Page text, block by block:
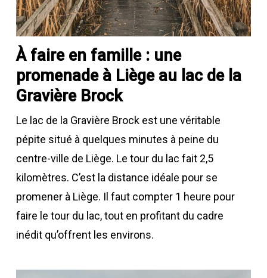
À faire en famille : une
promenade à Liège au lac de la
Gravière Brock
Le lac de la Gravière Brock est une véritable
pépite situé à quelques minutes à peine du
centre-ville de Liège. Le tour du lac fait 2,5
kilomètres. C’est la distance idéale pour se
promener à Liège. Il faut compter 1 heure pour
faire le tour du lac, tout en profitant du cadre
inédit qu’offrent les environs.